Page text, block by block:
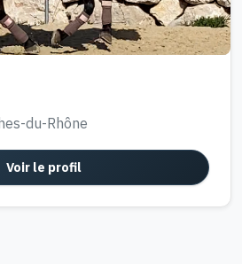
du-Rhône
Voir le profil